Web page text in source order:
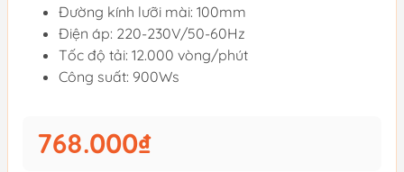
Đường kính lưỡi mài: 100mm
Điện áp: 220-230V/50-60Hz
Tốc độ tải: 12.000 vòng/phút
Công suất: 900Ws
768.000₫